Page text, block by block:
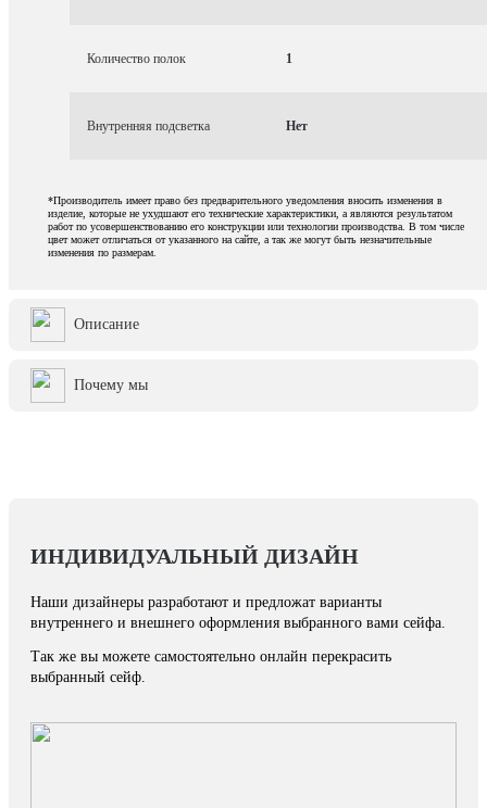
Количество полок 1
Внутренняя подсветка Нет
*Производитель имеет право без предварительного уведомления вносить изменения в
изделие, которые не ухудшают его технические характеристики, а являются результатом
работ по усовершенствованию его конструкции или технологии производства. В том числе
цвет может отличаться от указанного на сайте, а так же могут быть незначительные
изменения по размерам.
Описание
Почему мы
ИНДИВИДУАЛЬНЫЙ ДИЗАЙН
Наши дизайнеры разработают и предложат варианты
внутреннего и внешнего оформления выбранного вами сейфа.
Так же вы можете самостоятельно онлайн перекрасить
выбранный сейф.